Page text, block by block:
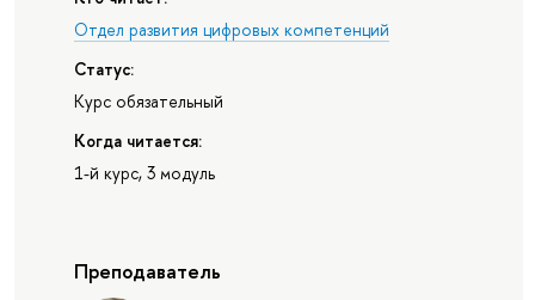
Отдел развития цифровых компетенций
Статус:
Курс обязательный
Когда читается:
1-й курс, 3 модуль
Преподаватель